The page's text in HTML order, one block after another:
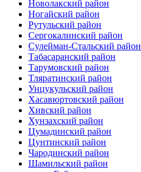
Новолакский район
Ногайский район
Рутульский район
Сергокалинский район
Сулейман-Стальский район
Табасаранский район
Тарумовский район
Тляратинский район
Унцукульский район
Хасавюртовский район
Хивский район
Хунзахский район
Цумадинский район
Цунтинский район
Чародинский район
Шамильский район